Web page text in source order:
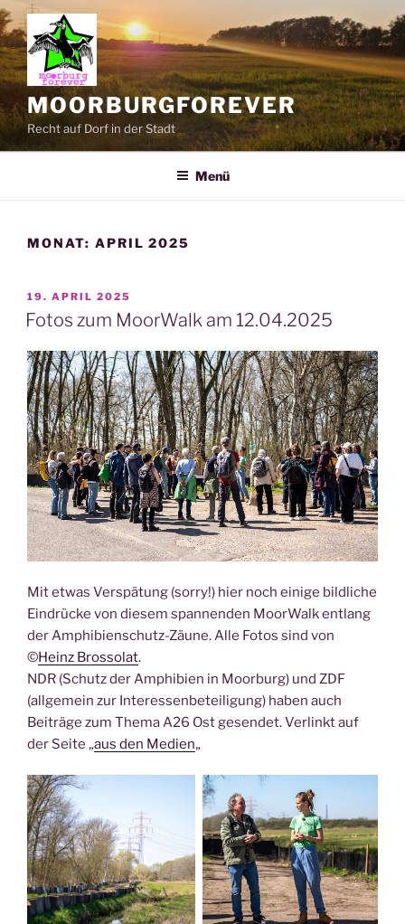
Zum
Inhalt
springen
MOORBURGFOREVER
Recht auf Dorf in der Stadt
Menü
MONAT: APRIL 2025
VERÖFFENTLICHT
AM
19. APRIL 2025
Fotos zum MoorWalk am 12.04.2025
Mit etwas Verspätung (sorry!) hier noch einige bildliche
Eindrücke von diesem spannenden MoorWalk entlang
der Amphibienschutz-Zäune. Alle Fotos sind von
©Heinz Brossolat.
NDR (Schutz der Amphibien in Moorburg) und ZDF
(allgemein zur Interessenbeteiligung) haben auch
Beiträge zum Thema A26 Ost gesendet. Verlinkt auf
der Seite „aus den Medien„